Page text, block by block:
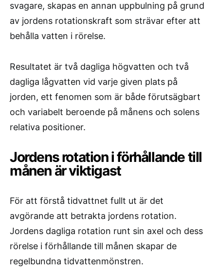
svagare, skapas en annan uppbulning på grund
av jordens rotationskraft som strävar efter att
behålla vatten i rörelse.
Resultatet är två dagliga högvatten och två
dagliga lågvatten vid varje given plats på
jorden, ett fenomen som är både förutsägbart
och variabelt beroende på månens och solens
relativa positioner.
Jordens rotation i förhållande till
månen är viktigast
För att förstå tidvattnet fullt ut är det
avgörande att betrakta jordens rotation.
Jordens dagliga rotation runt sin axel och dess
rörelse i förhållande till månen skapar de
regelbundna tidvattenmönstren.